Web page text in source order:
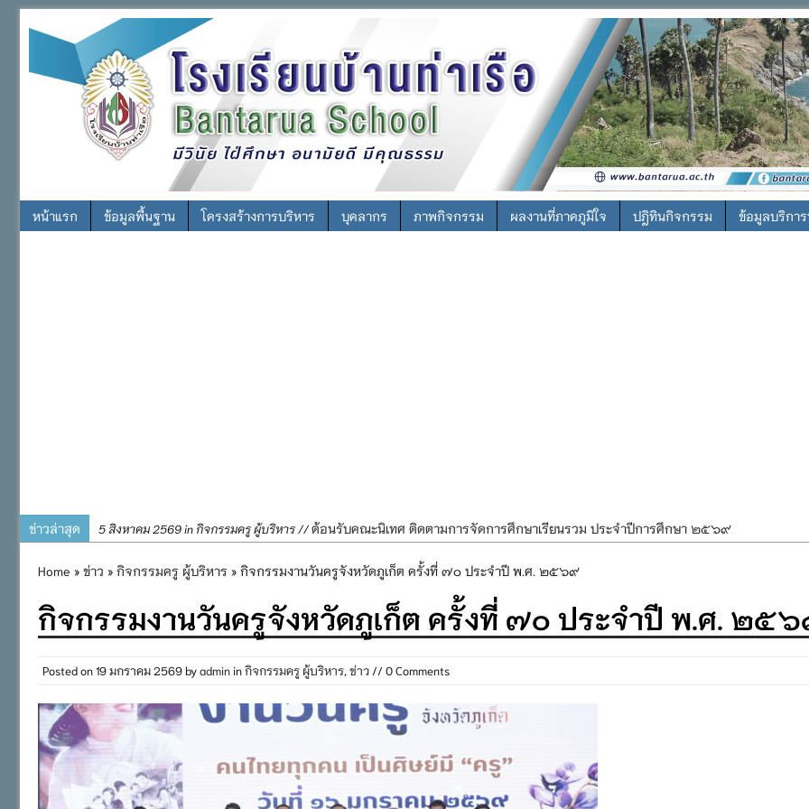
หน้าแรก ข้อมูลพื้นฐาน โครงสร้างการบริหาร บุคลากร ภาพกิจกรรม ผลงานที่ภาคภูมิใจ ปฎิทินกิจกรรม ข้อมูลบริกา
ข่าวล่าสุด 5 สิงหาคม 2569 in กิจกรรมครู ผู้บริหาร //ต้อนรับคณะนิเทศ ติดตามการจัดการศึกษาเรียนรวม ประจำปีการศึกษา ๒๕๖๙
31 กรกฎาคม 2569 in กิจกรรมครู ผู้บริหาร //
พิธีถวายเครื่องราชสักการะ วางพานพุ่ม และจุดเทียนถวายพระพรชัยมงคล เนื่องในโอกา
31 กรกฎาคม 2569 in กิจกรรมนักเรียน //กิจกรรมถวายเทียนพรรษา สืบสานพระพุทธศาสนา เนื่องในวันอาสาฬหบูชาและวันเข้าพรรษา
31 กรกฎาคม 2569 in กิจกรรมนักเรียน // กิจกรรม SAFETY FOR KIDS เสริมสร้างวินัยและความปลอดภัยในการใช้รถใช้ถนน
Home » ข่าว » กิจกรรมครู ผู้บริหาร » กิจกรรมงานวันครูจังหวัดภูเก็ต ครั้งที่ ๗๐ ประจำปี พ.ศ. ๒๕๖๙
กิจกรรมงานวันครูจังหวัดภูเก็ต ครั้งที่ ๗๐ ประจำปี พ.ศ. ๒๕
Posted on19 มกราคม 2569byadmininกิจกรรมครู ผู้บริหาร, ข่าว // 0 Comments